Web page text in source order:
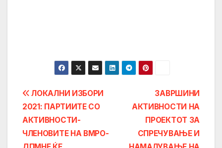
Post
navigation
ЗАВРШИНИ
АКТИВНОСТИ НА
ПРОЕКТОТ ЗА
СПРЕЧУВАЊЕ И
ЛОКАЛНИ ИЗБОРИ
2021: ПАРТИИТЕ СО
АКТИВНОСТИ-
ЧЛЕНОВИТЕ НА ВМРО-